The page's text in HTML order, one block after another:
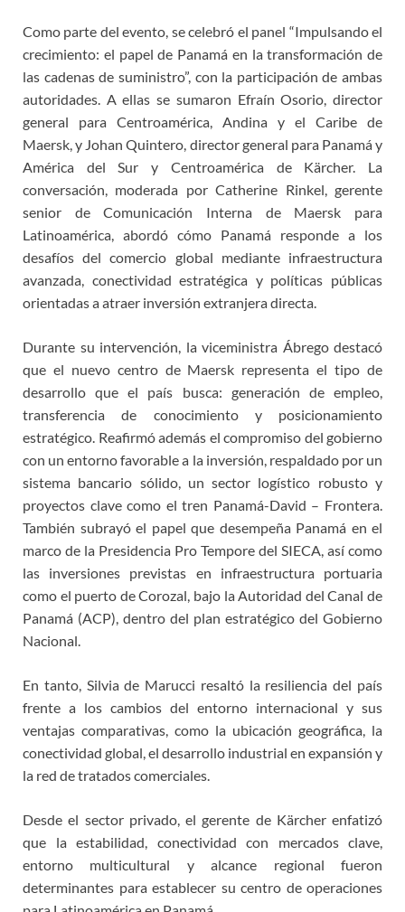
Como parte del evento, se celebró el panel “Impulsando el
crecimiento: el papel de Panamá en la transformación de
las cadenas de suministro”, con la participación de ambas
autoridades. A ellas se sumaron Efraín Osorio, director
general para Centroamérica, Andina y el Caribe de
Maersk, y Johan Quintero, director general para Panamá y
América del Sur y Centroamérica de Kärcher. La
conversación, moderada por Catherine Rinkel, gerente
senior de Comunicación Interna de Maersk para
Latinoamérica, abordó cómo Panamá responde a los
desafíos del comercio global mediante infraestructura
avanzada, conectividad estratégica y políticas públicas
orientadas a atraer inversión extranjera directa.
Durante su intervención, la viceministra Ábrego destacó
que el nuevo centro de Maersk representa el tipo de
desarrollo que el país busca: generación de empleo,
transferencia de conocimiento y posicionamiento
estratégico. Reafirmó además el compromiso del gobierno
con un entorno favorable a la inversión, respaldado por un
sistema bancario sólido, un sector logístico robusto y
proyectos clave como el tren Panamá-David – Frontera.
También subrayó el papel que desempeña Panamá en el
marco de la Presidencia Pro Tempore del SIECA, así como
las inversiones previstas en infraestructura portuaria
como el puerto de Corozal, bajo la Autoridad del Canal de
Panamá (ACP), dentro del plan estratégico del Gobierno
Nacional.
En tanto, Silvia de Marucci resaltó la resiliencia del país
frente a los cambios del entorno internacional y sus
ventajas comparativas, como la ubicación geográfica, la
conectividad global, el desarrollo industrial en expansión y
la red de tratados comerciales.
Desde el sector privado, el gerente de Kärcher enfatizó
que la estabilidad, conectividad con mercados clave,
entorno multicultural y alcance regional fueron
determinantes para establecer su centro de operaciones